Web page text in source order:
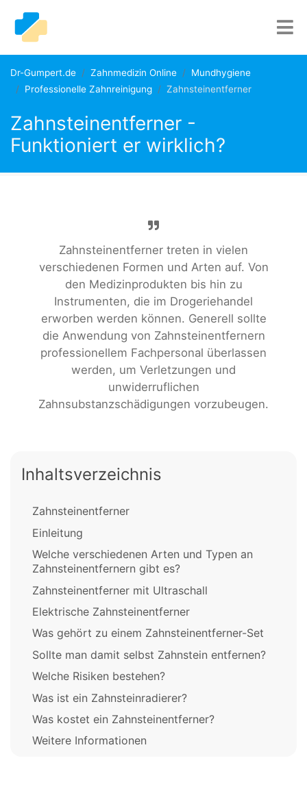
Dr-Gumpert.de Zahnmedizin Online
Mundhygiene
Professionelle Zahnreinigung
Zahnsteinentferner
Zahnsteinentferner -
Funktioniert er wirklich?
Zahnsteinentferner treten in vielen
verschiedenen Formen und Arten auf. Von
den Medizinprodukten bis hin zu
Instrumenten, die im Drogeriehandel
erworben werden können. Generell sollte
die Anwendung von Zahnsteinentfernern
professionellem Fachpersonal überlassen
werden, um Verletzungen und
unwiderruflichen
Zahnsubstanzschädigungen vorzubeugen.
Inhaltsverzeichnis
Zahnsteinentferner
Einleitung
Welche verschiedenen Arten und Typen an
Zahnsteinentfernern gibt es?
Zahnsteinentferner mit Ultraschall
Elektrische Zahnsteinentferner
Was gehört zu einem Zahnsteinentferner-Set
Sollte man damit selbst Zahnstein entfernen?
Welche Risiken bestehen?
Was ist ein Zahnsteinradierer?
Was kostet ein Zahnsteinentferner?
Weitere Informationen